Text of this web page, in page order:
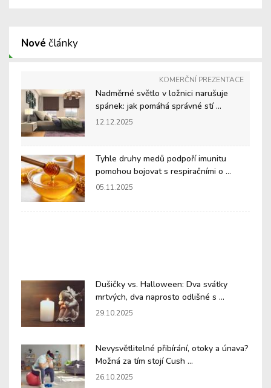
Nové články
KOMERČNÍ PREZENTACE
Nadměrné světlo v ložnici narušuje
spánek: jak pomáhá správné stí ...
12.12.2025
Tyhle druhy medů podpoří imunitu
pomohou bojovat s respiračními o ...
05.11.2025
Dušičky vs. Halloween: Dva svátky
mrtvých, dva naprosto odlišné s ...
29.10.2025
Nevysvětlitelné přibírání, otoky a únava?
Možná za tím stojí Cush ...
26.10.2025